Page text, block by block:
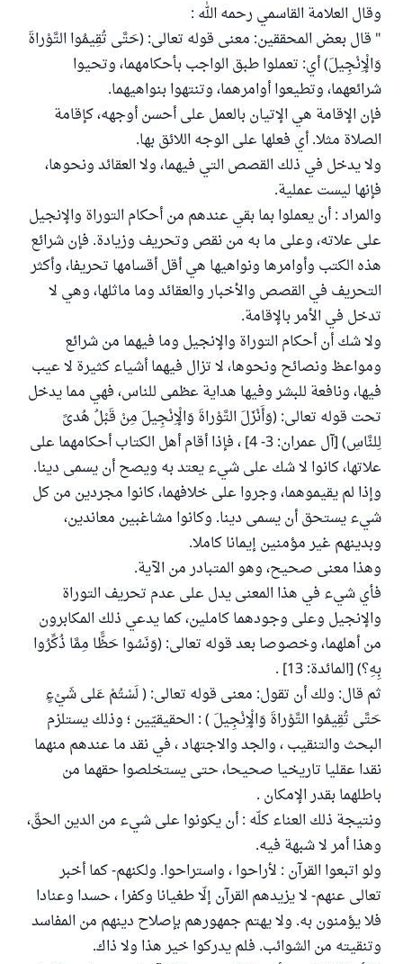
وقال العلامة القاسمي رحمه الله :
" قال بعض المحققين: معنى قوله تعالى: (حَتَّى تُقِيمُوا التَّوْراةَ
وَالْإِنْجِيلَ) أي: تعملوا طبق الواجب بأحكامهما، وتحيوا
شرائعهما، وتطيعوا أوامرهما، وتنتهوا بنواهيهما.
فإن الإقامة هي الإتيان بالعمل على أحسن أوجهه، كإقامة
الصلاة مثلا. أي فعلها على الوجه اللائق بها.
ولا يدخل في ذلك القصص التي فيهما، ولا العقائد ونحوها،
فإنها ليست عملية.
والمراد : أن يعملوا بما بقي عندهم من أحكام التوراة والإنجيل
على علاته، وعلى ما به من نقص وتحريف وزيادة. فإن شرائع
هذه الكتب وأوامرها ونواهيها هي أقل أقسامها تحريفا، وأكثر
التحريف في القصص والأخبار والعقائد وما ماثلها، وهي لا
تدخل في الأمر بالإقامة.
ولا شك أن أحكام التوراة والإنجيل وما فيهما من شرائع
ومواعظ ونصائح ونحوها، لا تزال فيهما أشياء كثيرة لا عيب
فيها، ونافعة للبشر وفيها هداية عظمى للناس، فهي مما يدخل
تحت قوله تعالى: (وَأَنْزَلَ التَّوْراةَ وَالْإِنْجِيلَ مِنْ قَبْلُ هُدىً
لِلنَّاسِ) [آل عمران: 3- 4] ، فإذا أقام أهل الكتاب أحكامهما على
علاتها، كانوا لا شك على شيء يعتد به ويصح أن يسمى دينا.
وإذا لم يقيموهما، وجروا على خلافهما، كانوا مجردين من كل
شيء يستحق أن يسمى دينا. وكانوا مشاغبين معاندين،
وبدينهم غير مؤمنين إيمانا كاملا.
وهذا معنى صحيح، وهو المتبادر من الآية.
فأي شيء في هذا المعنى يدل على عدم تحريف التوراة
والإنجيل وعلى وجودهما كاملين، كما يدعي ذلك المكابرون
من أهلهما، وخصوصا بعد قوله تعالى: (وَنَسُوا حَظًّا مِمَّا ذُكِّرُوا
بِهِ؟) [المائدة: 13] .
ثم قال: ولك أن تقول: معنى قوله تعالى: ( لَسْتُمْ عَلى شَيْءٍ
حَتَّى تُقِيمُوا التَّوْراةَ وَالْإِنْجِيلَ ) : الحقيقيّين ؛ وذلك يستلزم
البحث والتنقيب ، والجد والاجتهاد ، في نقد ما عندهم منهما
نقدا عقليا تاريخيا صحيحا، حتى يستخلصوا حقهما من
باطلهما بقدر الإمكان .
ونتيجة ذلك العناء كلّه : أن يكونوا على شيء من الدين الحقّ،
وهذا أمر لا شبهة فيه.
ولو اتبعوا القرآن : لأراحوا ، واستراحوا. ولكنهم- كما أخبر
تعالى عنهم- لا يزيدهم القرآن إلّا طغيانا وكفرا ، حسدا وعنادا
فلا يؤمنون به. ولا يهتم جمهورهم بإصلاح دينهم من المفاسد
وتنقيته من الشوائب. فلم يدركوا خير هذا ولا ذاك.